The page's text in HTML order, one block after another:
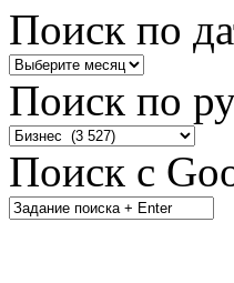
Поиск по
Поиск по
Поиск с